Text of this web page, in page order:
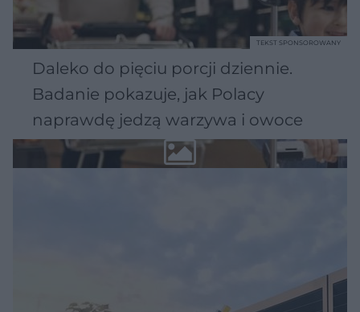
Daleko do pięciu porcji dziennie.
Badanie pokazuje, jak Polacy
naprawdę jedzą warzywa i owoce
TEKST SPONSOROWANY